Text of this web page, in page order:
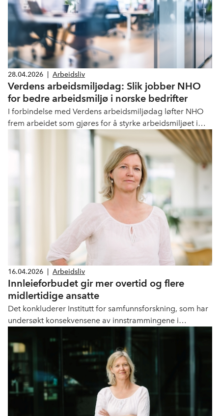
28.04.2026 Arbeidsliv
Verdens arbeidsmiljødag: Slik jobber NHO
for bedre arbeidsmiljø i norske bedrifter
I forbindelse med Verdens arbeidsmiljødag løfter NHO
frem arbeidet som gjøres for å styrke arbeidsmiljøet i
norsk næringsliv. Dagen markeres bl.a. sammen med
Statens arbeidsmiljøinstitutt, Arbeidstilsynet og partene i
16.04.2026 Arbeidsliv
Innleieforbudet gir mer overtid og flere
midlertidige ansatte
Det konkluderer Institutt for samfunnsforskning, som har
undersøkt konsekvensene av innstrammingene i